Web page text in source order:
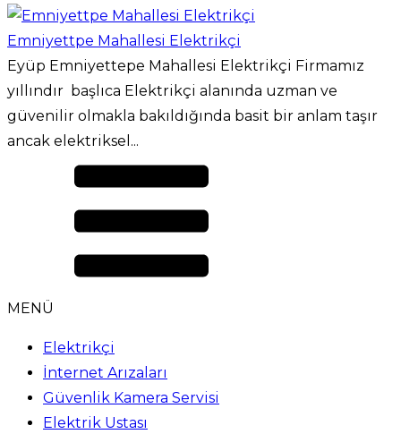
Emniyettpe Mahallesi Elektrikçi
Eyüp Emniyettepe Mahallesi Elektrikçi Firmamız
yıllındır başlıca Elektrikçi alanında uzman ve
güvenilir olmakla bakıldığında basit bir anlam taşır
ancak elektriksel...
MENÜ
Elektrikçi
İnternet Arızaları
Güvenlik Kamera Servisi
Elektrik Ustası